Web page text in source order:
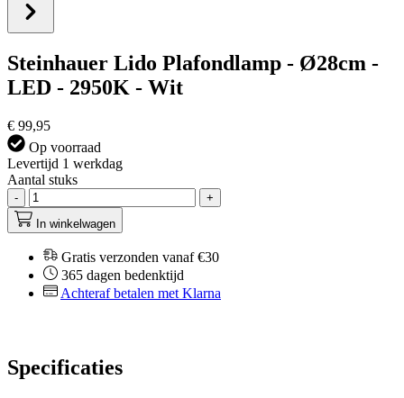
Steinhauer Lido Plafondlamp - Ø28cm -
LED - 2950K - Wit
€ 99,95
Op voorraad
Levertijd 1 werkdag
Aantal stuks
-
+
In winkelwagen
Gratis verzonden vanaf €30
365 dagen bedenktijd
Achteraf betalen met Klarna
Specificaties